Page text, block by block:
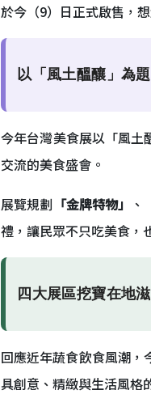
於今（9）日正式啟售，
以「風土醞釀」為
今年台灣美食展以「風土
交流的美食盛會。
展覽規劃 「金牌特物」 、
禮，讓民眾不只吃美食，
四大展區挖寶在地
回應近年蔬食飲食風潮，
具創意、精緻與生活風格